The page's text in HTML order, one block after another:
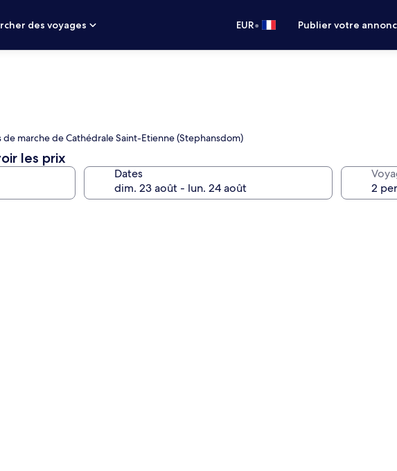
des voyages
EUR• Publier votre
marche de Cathédrale Saint-Etienne (Stephansdom)
les prix
Dates